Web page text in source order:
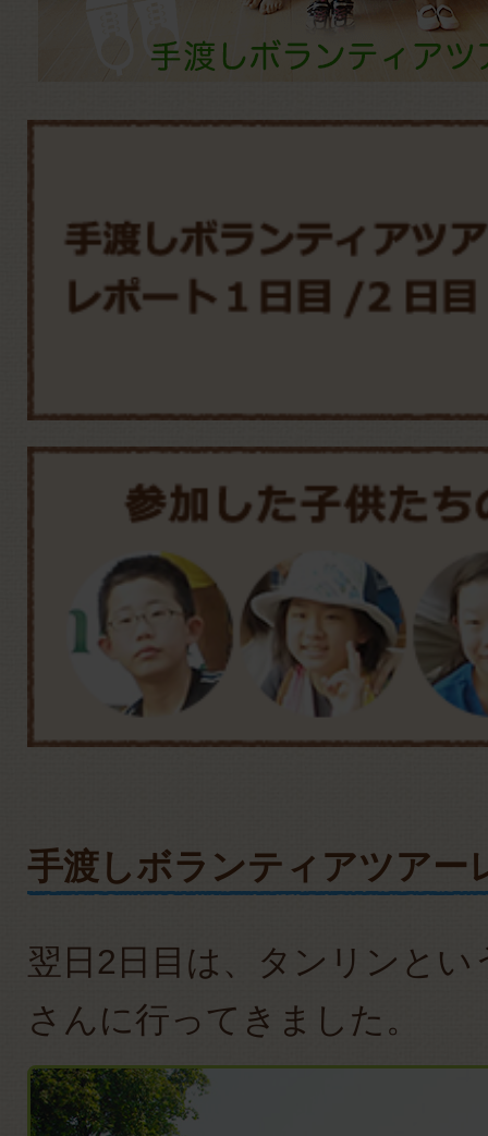
手渡しボランティアツア
翌日2日目は、タンリンとい
さんに行ってきました。